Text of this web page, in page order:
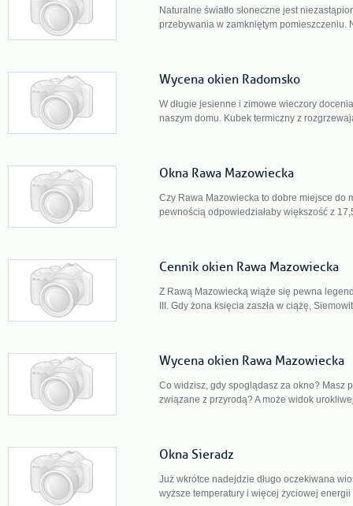
Naturalne światło słoneczne jest
przebywania w zamkniętym pomieszczeniu.
Wycena okien Radomsko
W długie jesienne i zimowe wieczory
naszym domu. Kubek termiczny z
Okna Rawa Mazowiecka
Czy Rawa Mazowiecka to dobre miejsce do
pewnością odpowiedziałaby większość z
Cennik okien Rawa Mazowiecka
Z Rawą Mazowiecką wiąże się pewna
III. Gdy żona księcia zaszła w ciążę,
Wycena okien Rawa Mazowiecka
Co widzisz, gdy spoglądasz za okno? Masz
związane z przyrodą? A może widok
Okna Sieradz
Już wkrótce nadejdzie długo oczekiwana
wyższe temperatury i więcej życiowej